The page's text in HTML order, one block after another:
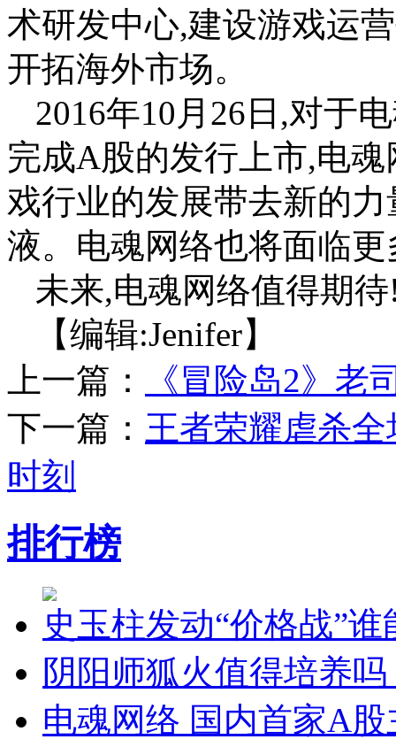
术研发中心,建设游戏运
开拓海外市场。
2016年10月26日,对于
完成A股的发行上市,电
戏行业的发展带去新的
液。电魂网络也将面临
未来,电魂网络值得期
【编辑:Jenifer】
上一篇：
《冒险岛2》老
下一篇： 王者荣耀虐杀
时刻
排行榜
史玉柱发动“价格战”
阴阳师狐火值得培养
电魂网络 国内首家A